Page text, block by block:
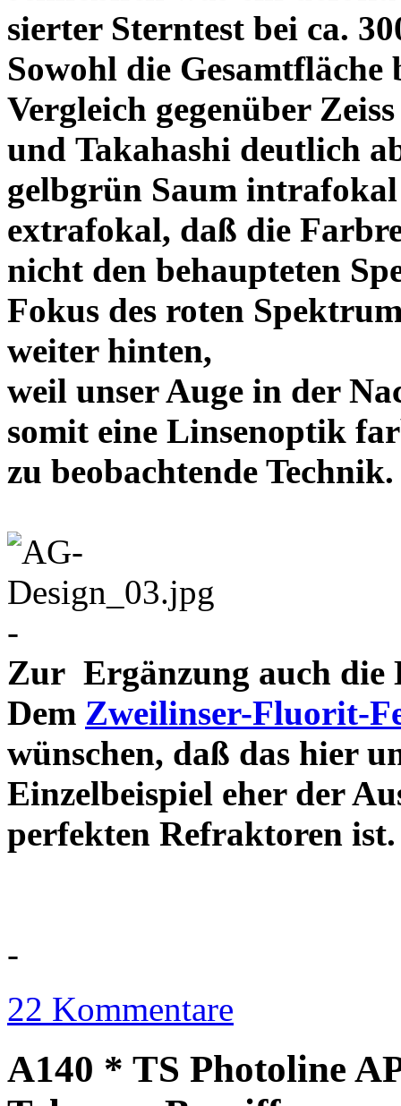
sierter Sterntest bei ca.
Sowohl die
Vergleich gegenüber Zeiss
und Takahashi deutlich
gelbgrün Saum
extrafokal, daß die
nicht den behaupteten
Fokus des roten
weiter hinten,
weil unser Auge in der
somit eine Linsenoptik
zu beobachtende
-
Zur Ergänzung auch die
Dem Zweilinser-Fluorit-
wünschen, daß das hier
Einzelbeispiel eher der
perfekten
-
22 Kommentare
A140 * TS Photoline